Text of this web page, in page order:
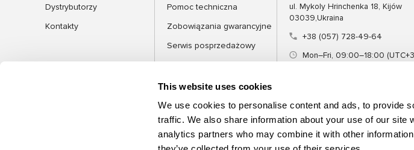
This website uses cookies
We use cookies to personalise content and ads, to provide
traffic. We also share information about your use of our site
analytics partners who may combine it with other
Dystrybutorzy
Kontakty
Pomoc techniczna
Zobowiązania gwarancyjne
Serwis posprzedażowy
FAQ
Blog
ul. Mykoly Hrinchenka 18, Kijów
03039,Ukraina
+38 (057) 728-49-64
Mon–Fri, 09:00–18:00
Sprzęt